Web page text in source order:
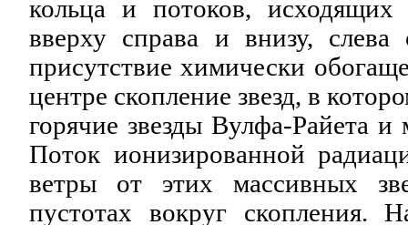
кольца и потоков,
вверху справа и внизу, слева
присутствие химически
центре скопление звезд, в
горячие звезды Вулфа-Райета
Поток ионизированной
ветры от этих массивных
пустотах вокруг скопления.